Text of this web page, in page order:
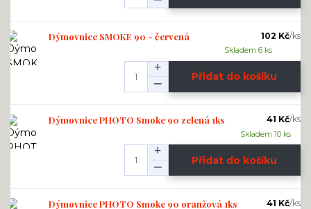
Dýmovnice SMOKE 90 - červená 102 Kč/ks
Skladem 6 ks
Přidat do košíku
Dýmovnice PHOTO Smoke 90 zelená 1ks 41 Kč/ks
Skladem 10 ks
Přidat do košíku
Dýmovnice PHOTO Smoke 90 oranžová 1ks 41 Kč/ks